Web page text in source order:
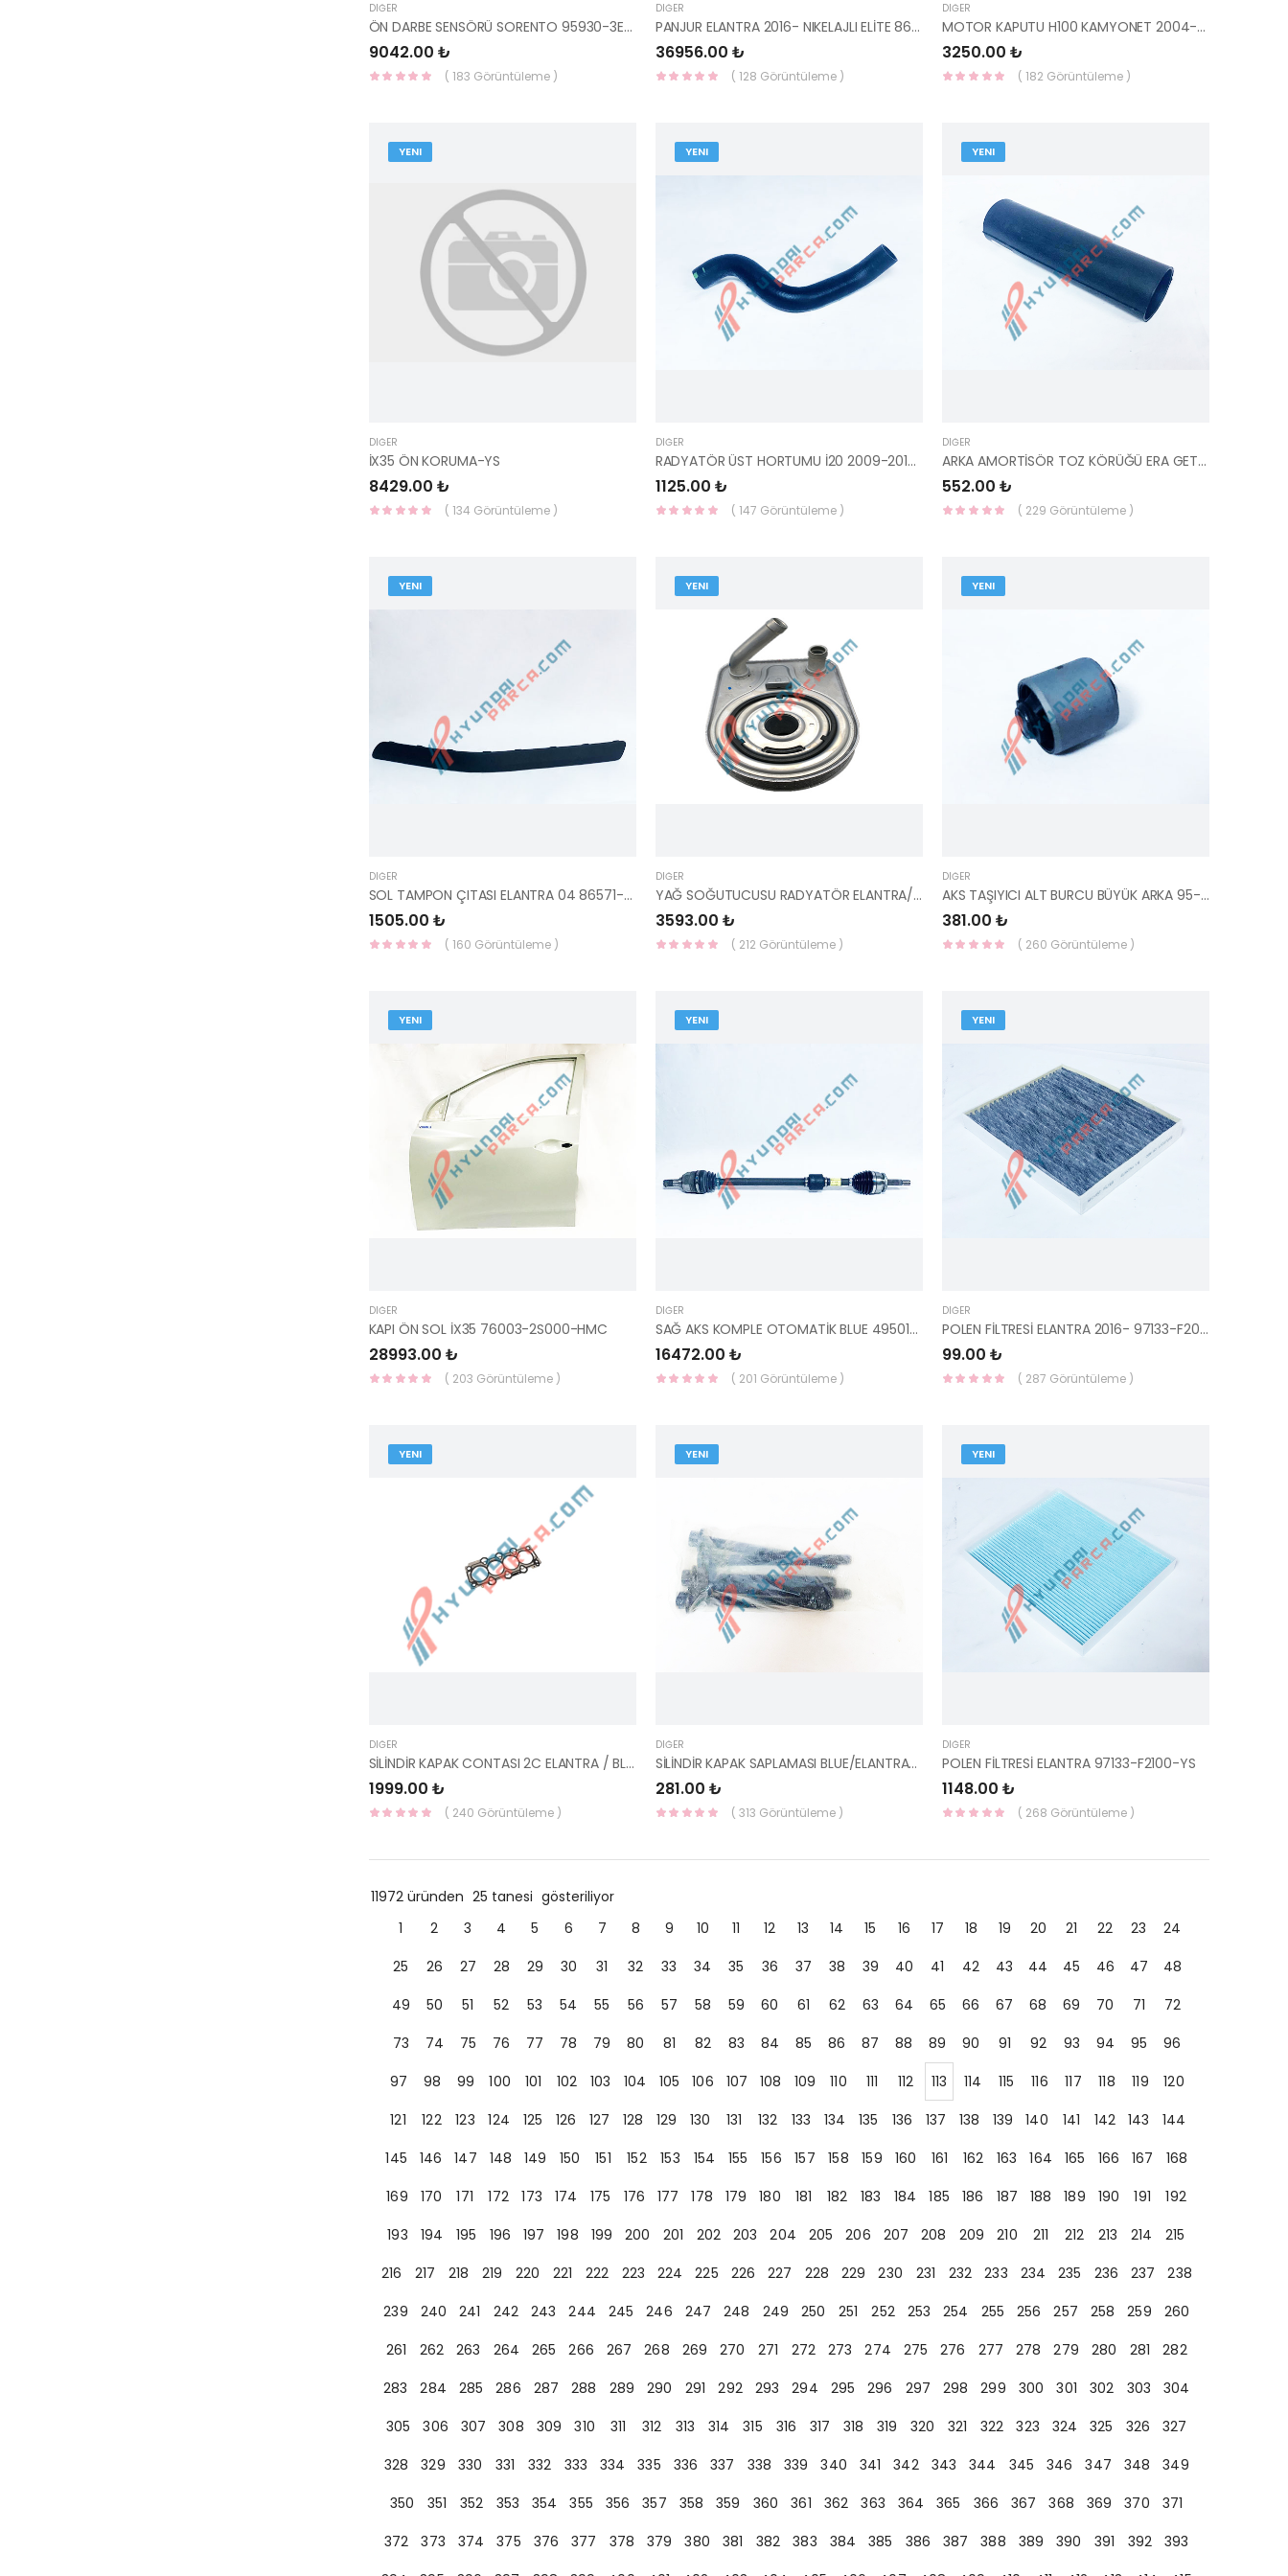
DIĞER
ÖN DARBE SENSÖRÜ SORENTO 95930-3E100-HMC
9042.00 ₺
( 183 Görüntüleme )
DIĞER
PANJUR ELANTRA 2016- NIKELAJLI ELİTE 86350-F2100-HMC
36956.00 ₺
( 128 Görüntüleme )
DIĞER
MOTOR KAPUTU H100 KAMYONET 2004-2011 66400-4F010-YS
3250.00 ₺
( 182 Görüntüleme )
YENI
DIĞER
İX35 ÖN KORUMA-YS
8429.00 ₺
( 134 Görüntüleme )
YENI
DIĞER
RADYATÖR ÜST HORTUMU İ20 2009-2014 25411-1J550-HMC
1125.00 ₺
( 147 Görüntüleme )
YENI
DIĞER
ARKA AMORTİSÖR TOZ KÖRÜĞÜ ERA GETZ RIO PİCANTO 55370-1C000-YS
552.00 ₺
( 229 Görüntüleme )
YENI
DIĞER
SOL TAMPON ÇITASI ELANTRA 04 86571-2D600 HMC
1505.00 ₺
( 160 Görüntüleme )
YENI
DIĞER
YAĞ SOĞUTUCUSU RADYATÖR ELANTRA/TUCSON/SPORTAGE 2016- 26410-2B740-HMC
3593.00 ₺
( 212 Görüntüleme )
YENI
DIĞER
AKS TAŞIYICI ALT BURCU BÜYÜK ARKA 95-00 55116-22000-YS
381.00 ₺
( 260 Görüntüleme )
YENI
DIĞER
KAPI ÖN SOL İX35 76003-2S000-HMC
28993.00 ₺
( 203 Görüntüleme )
YENI
DIĞER
SAĞ AKS KOMPLE OTOMATİK BLUE 49501-1R300-HMC
16472.00 ₺
( 201 Görüntüleme )
YENI
DIĞER
POLEN FİLTRESİ ELANTRA 2016- 97133-F2000-YS
99.00 ₺
( 287 Görüntüleme )
YENI
DIĞER
SİLİNDİR KAPAK CONTASI 2C ELANTRA / BLUE / İ30 DİZEL 22313-2A701-HMC
1999.00 ₺
( 240 Görüntüleme )
YENI
DIĞER
SİLİNDİR KAPAK SAPLAMASI BLUE/ELANTRA/İ30/İ20 DİZEL 22321-2A600-HMC
281.00 ₺
( 313 Görüntüleme )
YENI
DIĞER
POLEN FİLTRESİ ELANTRA 97133-F2100-YS
1148.00 ₺
( 268 Görüntüleme )
11972 üründen 25 tanesi gösteriliyor
1
2 3 4 5 6 7 8 9 10 11 12 13 14 15 16 17 18 19 20 21 22 23
24
25
26 27 28 29 30 31 32 33 34 35 36 37 38 39 40 41 42 43 44 45 46 47
48
49
50 51 52 53 54 55 56 57 58 59 60 61 62 63 64 65 66 67 68 69 70 71
72
73
74 75 76 77 78 79 80 81 82 83 84 85 86 87 88 89 90 91 92 93 94 95
96
97
98 99 100 101 102 103 104 105 106 107 108 109 110 111 112 113 114 115 116 117 118 119
120
121
122 123 124 125 126 127 128 129 130 131 132 133 134 135 136 137 138 139 140 141 142 143
144
145
146 147 148 149 150 151 152 153 154 155 156 157 158 159 160 161 162 163 164 165 166 167
168
169
170 171 172 173 174 175 176 177 178 179 180 181 182 183 184 185 186 187 188 189 190 191
192
193
194 195 196 197 198 199 200 201 202 203 204 205 206 207 208 209 210 211 212 213 214
215
216
217 218 219 220 221 222 223 224 225 226 227 228 229 230 231 232 233 234 235 236 237
238
239
240 241 242 243 244 245 246 247 248 249 250 251 252 253 254 255 256 257 258 259
260
261
262 263 264 265 266 267 268 269 270 271 272 273 274 275 276 277 278 279 280 281
282
283
284 285 286 287 288 289 290 291 292 293 294 295 296 297 298 299 300 301 302 303
304
305
306 307 308 309 310 311 312 313 314 315 316 317 318 319 320 321 322 323 324 325 326
327
328
329 330 331 332 333 334 335 336 337 338 339 340 341 342 343 344 345 346 347 348
349
350
351 352 353 354 355 356 357 358 359 360 361 362 363 364 365 366 367 368 369 370
371
372
373 374 375 376 377 378 379 380 381 382 383 384 385 386 387 388 389 390 391 392
393